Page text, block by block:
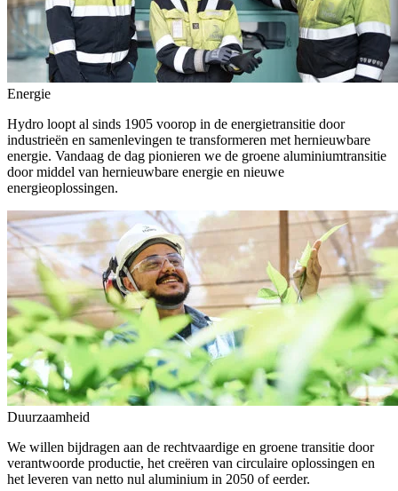
Energie
Hydro loopt al sinds 1905 voorop in de energietransitie door
industrieën en samenlevingen te transformeren met hernieuwbare
energie. Vandaag de dag pionieren we de groene aluminiumtransitie
door middel van hernieuwbare energie en nieuwe
energieoplossingen.
Duurzaamheid
We willen bijdragen aan de rechtvaardige en groene transitie door
verantwoorde productie, het creëren van circulaire oplossingen en
het leveren van netto nul aluminium in 2050 of eerder.